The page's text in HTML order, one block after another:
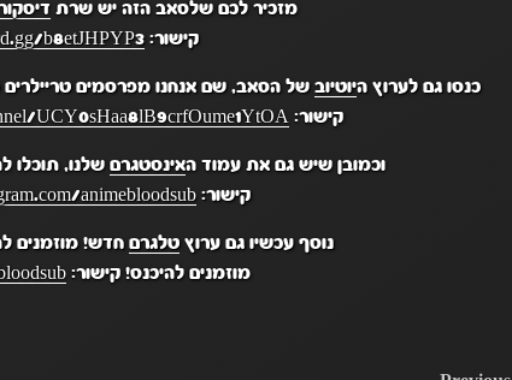
מזכיר לכם שלסאב הזה יש שרת
קישור: b8etJHPYP3
כנסו גם לערוץ היוטיובשל הסאב, שם אנחנו מפרסמים טריילרים
קישור: UCY0sHaa8lB9crfOume1YtOA
וכמובן שיש גם את עמוד האינסטגרם שלנו, תוכלו
קישור: animebloodsub/
נוסף עכשיו גם ערוץטלגרםחדש! מוזמנים
מוזמנים להיכנס! קישור: